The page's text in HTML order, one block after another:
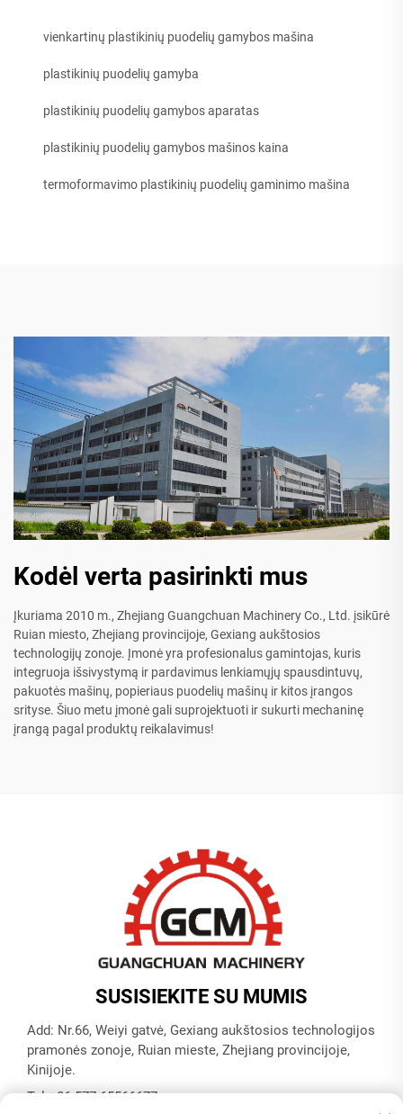
vienkartinų plastikinių puodelių gamybos mašina
plastikinių puodelių gamyba
plastikinių puodelių gamybos aparatas
plastikinių puodelių gamybos mašinos kaina
termoformavimo plastikinių puodelių gaminimo mašina
Kodėl verta pasirinkti mus
Įkuriama 2010 m., Zhejiang Guangchuan Machinery Co., Ltd. įsikūrė
Ruian miesto, Zhejiang provincijoje, Gexiang aukštosios
technologijų zonoje. Įmonė yra profesionalus gamintojas, kuris
integruoja išsivystymą ir pardavimus lenkiamųjų spausdintuvų,
pakuotės mašinų, popieriaus puodelių mašinų ir kitos įrangos
srityse. Šiuo metu įmonė gali suprojektuoti ir sukurti mechaninę
įrangą pagal produktų reikalavimus!
SUSISIEKITE SU MUMIS
Add: Nr.66, Weiyi gatvė, Gexiang aukštosios technologijos
pramonės zonoje, Ruian mieste, Zhejiang provincijoje,
Kinijoje.
Tel:+86-577-65566677